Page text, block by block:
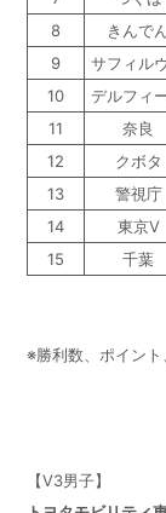
8
きんで
9
サフィル
10
デルフィ
11
奈良
12
クボタ
13
警視庁
14
東京V
15
千葉
※勝利数、ポイン
【V3男子】